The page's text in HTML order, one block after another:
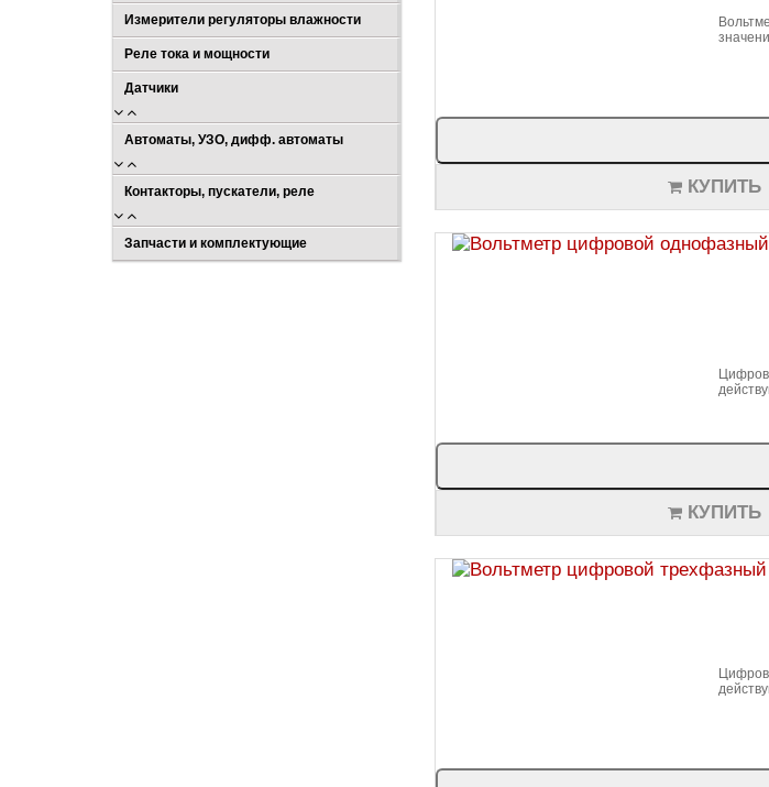
Измерители регуляторы влажности
Реле тока и мощности
Датчики
Автоматы, УЗО, дифф. автоматы
Контакторы, пускатели, реле
Запчасти и комплектующие
КУПИТЬ
КУПИТЬ